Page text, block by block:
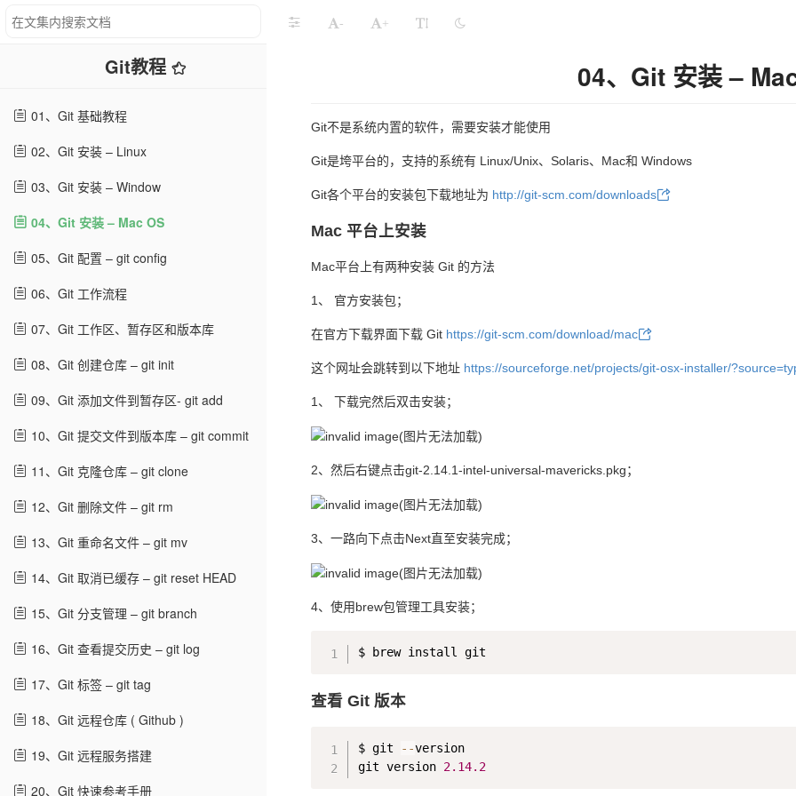
Git教程
01、Git 基础教程
02、Git 安装 – Linux
03、Git 安装 – Window
04、Git 安装 – Mac OS
05、Git 配置 – git config
06、Git 工作流程
07、Git 工作区、暂存区和版本库
08、Git 创建仓库 – git init
09、Git 添加文件到暂存区- git add
10、Git 提交文件到版本库 – git commit
11、Git 克隆仓库 – git clone
12、Git 删除文件 – git rm
13、Git 重命名文件 – git mv
14、Git 取消已缓存 – git reset HEAD
15、Git 分支管理 – git branch
16、Git 查看提交历史 – git log
17、Git 标签 – git tag
18、Git 远程仓库 ( Github )
19、Git 远程服务搭建
20、Git 快速参考手册
- +
04、Git 安装 –
Git不是系统内置的软件，需要安装才能使用
Git是垮平台的，支持的系统有 Linux/Unix、Solaris、Mac和 Windows
Git各个平台的安装包下载地址为 http://git-scm.com/downloads
Mac 平台上安装
Mac平台上有两种安装 Git 的方法
1、 官方安装包；
在官方下载界面下载 Git https://git-scm.com/download/mac
这个网址会跳转到以下地址 https://sourceforge.net/projects/git-osx-installer/
1、 下载完然后双击安装；
2、然后右键点击git-2.14.1-intel-universal-mavericks.pkg；
3、一路向下点击Next直至安装完成；
4、使用brew包管理工具安装；
查看 Git 版本
$ git - -version
git version 2.14.2